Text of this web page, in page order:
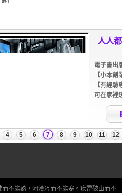
不能熱，河漢冱而不能寒。疾雷破山而不